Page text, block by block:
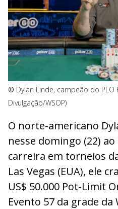
© Dylan Linde, campeão do PLO
Divulgação/WSOP)
O norte-americano
nesse domingo (22)
carreira em torneios
Las Vegas (EUA), ele
US$ 50.000 Pot-Limit
Evento 57 da grade da